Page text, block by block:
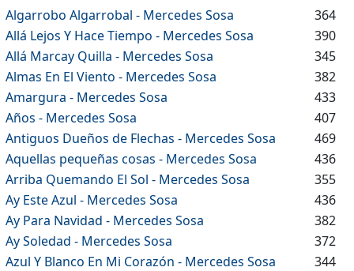
Algarrobo Algarrobal - Mercedes Sosa
364
Allá Lejos Y Hace Tiempo - Mercedes Sosa
390
Allá Marcay Quilla - Mercedes Sosa
345
Almas En El Viento - Mercedes Sosa
382
Amargura - Mercedes Sosa
433
Años - Mercedes Sosa
407
Antiguos Dueños de Flechas - Mercedes Sosa
469
Aquellas pequeñas cosas - Mercedes Sosa
436
Arriba Quemando El Sol - Mercedes Sosa
355
Ay Este Azul - Mercedes Sosa
436
Ay Para Navidad - Mercedes Sosa
382
Ay Soledad - Mercedes Sosa
372
Azul Y Blanco En Mi Corazón - Mercedes Sosa
344